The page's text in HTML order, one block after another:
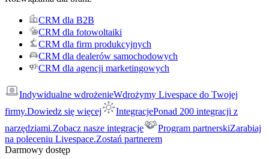
CRM dla B2B
CRM dla fotowoltaiki
CRM dla firm produkcyjnych
CRM dla dealerów samochodowych
CRM dla agencji marketingowych
Indywidualne wdrożenieWdrożymy Livespace do Twojej
firmy.Dowiedz się więcej IntegracjePonad 200 integracji z
narzędziami.Zobacz nasze integracje Program partnerskiZarabiaj
na poleceniu Livespace.Zostań partnerem
Darmowy dostęp